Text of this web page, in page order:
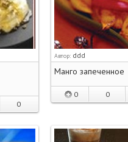
0
Автор: ddd
Манго запеченное
0 0